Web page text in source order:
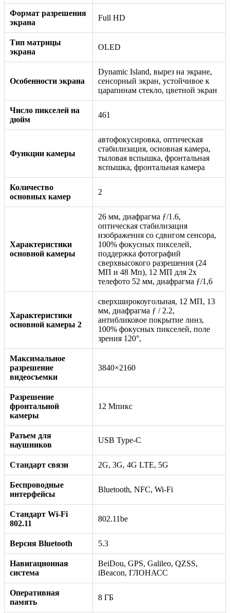
Формат разрешения
экрана
Full HD
Тип матрицы
экрана
OLED
Особенности экрана
Dynamic Island, вырез на экране,
сенсорный экран, устойчивое к
царапинам стекло, цветной экран
Число пикселей на
дюйм
461
Функции камеры
автофокусировка, оптическая
стабилизация, основная камера,
тыловая вспышка, фронтальная
вспышка, фронтальная камера
Количество
основных камер
2
Характеристики
основной камеры
26 мм, диафрагма ƒ/1.6,
оптическая стабилизация
изображения со сдвигом сенсора,
100% фокусных пикселей,
поддержка фотографий
сверхвысокого разрешения (24
МП и 48 Мп), 12 МП для 2x
телефото 52 мм, диафрагма ƒ/1,6
Характеристики
основной камеры 2
сверхширокоугольная, 12 МП, 13
мм, диафрагма ƒ / 2.2,
антибликовое покрытие линз,
100% фокусных пикселей, поле
зрения 120°,
Максимальное
разрешение
видеосъемки
3840×2160
Разрешение
фронтальной
камеры
12 Мпикс
Разъем для
наушников
USB Type-C
Стандарт связи 2G, 3G, 4G LTE, 5G
Беспроводные
интерфейсы
Bluetooth, NFC, Wi-Fi
Стандарт Wi-Fi
802.11
802.11be
Версия Bluetooth 5.3
Навигационная
система
BeiDou, GPS, Galileo, QZSS,
iBeacon, ГЛОНАСС
Оперативная
память
8 ГБ